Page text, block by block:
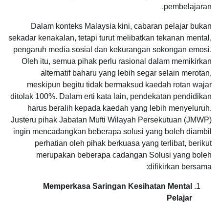
pembelajaran.
Dalam konteks Malaysia kini, cabaran pelajar bukan
sekadar kenakalan, tetapi turut melibatkan tekanan mental,
pengaruh media sosial dan kekurangan sokongan emosi.
Oleh itu, semua pihak perlu rasional dalam memikirkan
alternatif baharu yang lebih segar selain merotan,
meskipun begitu tidak bermaksud kaedah rotan wajar
ditolak 100%. Dalam erti kata lain, pendekatan pendidikan
harus beralih kepada kaedah yang lebih menyeluruh.
Justeru pihak Jabatan Mufti Wilayah Persekutuan (JMWP)
ingin mencadangkan beberapa solusi yang boleh diambil
perhatian oleh pihak berkuasa yang terlibat, berikut
merupakan beberapa cadangan Solusi yang boleh
difikirkan bersama:
Memperkasa Saringan Kesihatan Mental
Pelajar